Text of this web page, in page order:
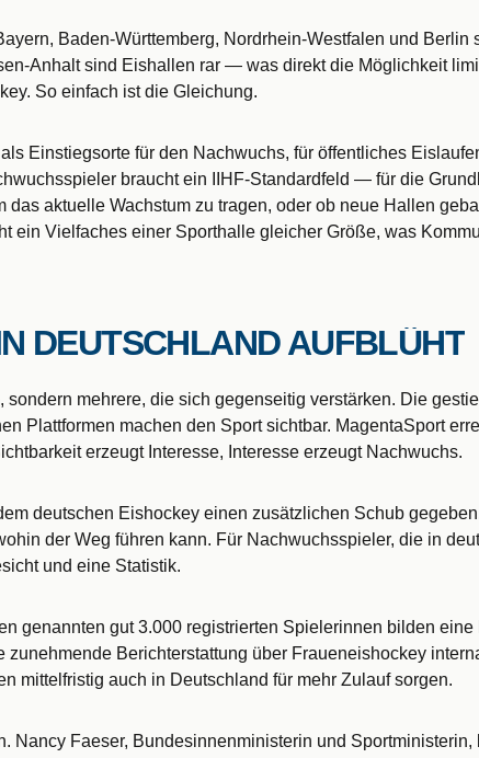
Baden-Württemberg, Nordrhein-Westfalen und Berlin
Anhalt sind Eishallen rar — was direkt die Möglichkeit
So einfach ist die Gleichung.
Einstiegsorte für den Nachwuchs, für öffentliches
braucht ein IIHF-Standardfeld — für die
aktuelle Wachstum zu tragen, oder ob neue Hallen
ein Vielfaches einer Sporthalle gleicher Größe, was
DEUTSCHLAND AUFBLÜHT
mehrere, die sich gegenseitig verstärken. Die
Plattformen machen den Sport sichtbar. MagentaSport
erzeugt Interesse, Interesse erzeugt Nachwuchs.
deutschen Eishockey einen zusätzlichen Schub
der Weg führen kann. Für Nachwuchsspieler, die in
und eine Statistik.
genannten gut 3.000 registrierten Spielerinnen bilden
Berichterstattung über Fraueneishockey
mittelfristig auch in Deutschland für mehr Zulauf sorgen.
Faeser, Bundesinnenministerin und